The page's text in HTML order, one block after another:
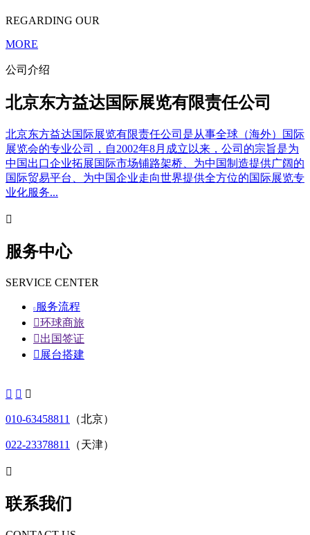
REGARDING OUR
MORE
公司介绍
北京东方益达国际展览有限责任公司
北京东方益达国际展览有限责任公司是从事全球（海外）国际
展览会的专业公司，自2002年8月成立以来，公司的宗旨是为
中国出口企业拓展国际市场铺路架桥、为中国制造提供广阔的
国际贸易平台、为中国企业走向世界提供全方位的国际展览专
业化服务...

服务中心
SERVICE CENTER
 服务流程
环球商旅
出国签证
 展台搭建
  
010-63458811 （北京）
022-23378811 （天津）

联系我们